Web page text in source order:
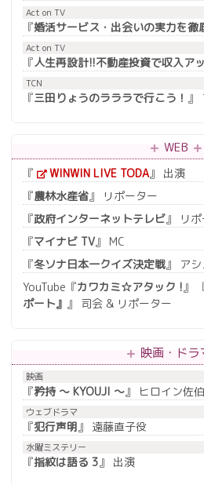
Act on TV
『婚活サービス・出会いの実力を徹
Act on TV
『人生再設計!!不動産投資で収入ア
TCN
『三田りょうのラララで行こう！ 』
WEB
『 WINWIN LIVE TODA』 出演
『農林水産省』 リポーター
『政府インターネットテレビ』 リ
『マイナビ TV』 MC
『冬ソナ日本一クイズ決定戦』 ア
YouTube『カワカミ☆アタック !』
ポート』 』 司会 & リポーター
映画・ドラ
映画
『矜持 ～ KYOUJI ～』 ヒロイン佐
ウェブドラマ
『犯行声明』 遠藤直子役
水曜ミステリー
『指紋は語る 3』 出演